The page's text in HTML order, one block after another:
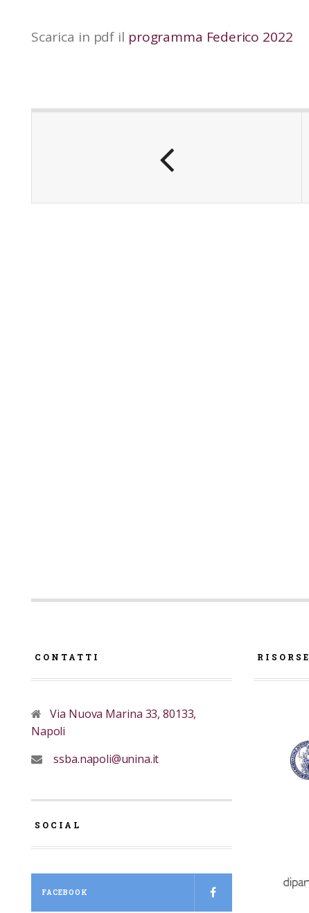
Scarica in pdf il programma Federico 2022
CONTATTI
Via Nuova Marina 33, 80133,
Napoli
ssba.napoli@unina.it
SOCIAL
FACEBOOK
RISORSE